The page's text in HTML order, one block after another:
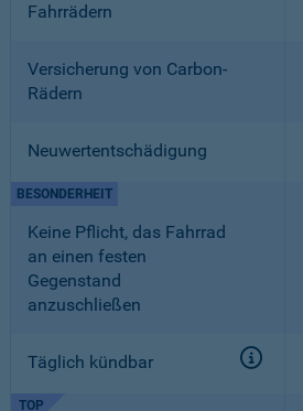
Fahrrädern
Versicherung von Carbon-
Rädern
Neuwertentschädigung
Keine Pflicht, das Fahrrad
an einen festen
Gegenstand
anzuschließen
BESONDERHEIT
Täglich kündbar
TOP